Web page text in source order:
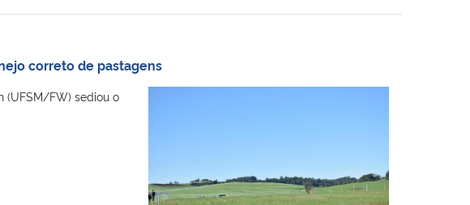
correto de pastagens
(UFSM/FW) sediou o